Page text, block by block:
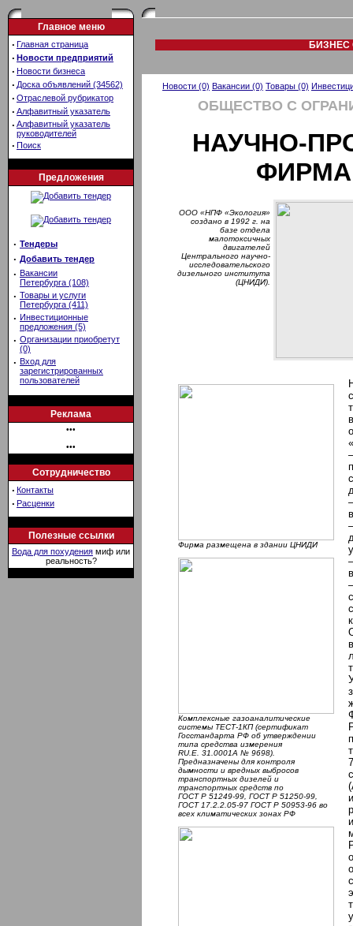
Главное меню
· Главная страница
· Новости предприятий
· Новости бизнеса
· Доска объявлений (34562)
· Отраслевой рубрикатор
· Алфавитный указатель
· Алфавитный указатель
руководителей
· Поиск
Предложения
· Тендеры
· Добавить тендер
· Вакансии
Петербурга (108)
· Товары и услуги
Петербурга (411)
· Инвестиционные
предложения (5)
· Организации приобретут
(0)
· Вход для
зарегистрированных
пользователей
Реклама
•••
•••
Сотрудничество
· Контакты
· Расценки
Полезные ссылки
Вода для похудения миф или
реальность?
БИЗНЕС
Новости (0) Вакансии (0) Товары (0)
ОБЩЕСТВО С
НАУЧНО-
ФИРМА
ООО «НПФ «Экология»
создано в 1992 г. на
базе отдела
малотоксичных
двигателей
Центрального научно-
исследовательского
дизельного института
(ЦНИДИ).
Фирма размещена в здании ЦНИДИ
Комплексные газоаналитические
системы ТЕСТ-1КП (сертификат
Госстандарта РФ об утверждении
типа средства измерения
RU.E. 31.0001А № 9698).
Предназначены для контроля
дымности и вредных выбросов
транспортных дизелей и
транспортных средств по
ГОСТ Р 51249-99, ГОСТ Р 51250-99,
ГОСТ 17.2.2.05-97 ГОСТ Р 50953-96 во
всех климатических зонах РФ